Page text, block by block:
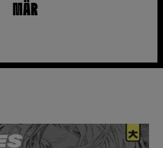
MÄR